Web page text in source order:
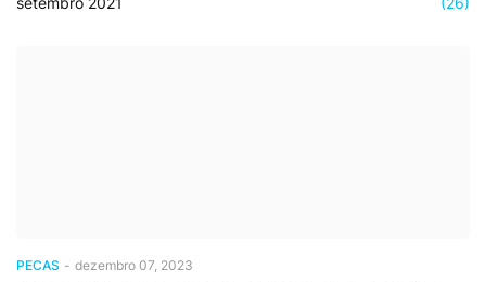
PECAS - dezembro 07, 2023